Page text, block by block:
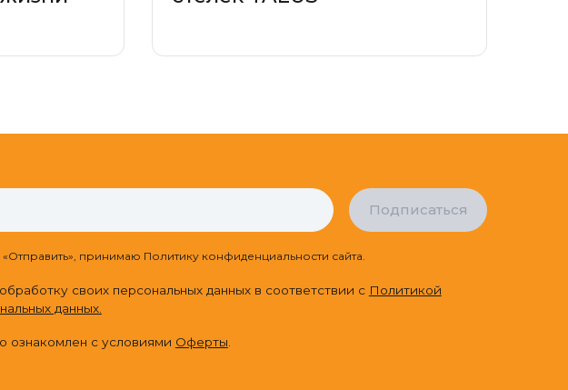
Подписаться
принимаю Политику конфиденциальности сайта.
своих персональных данных в соответствии с Политикой
данных.
ознакомлен с условиями Оферты